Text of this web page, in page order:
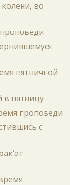
колени, во
пятничной
в пятницу
проповеди
с